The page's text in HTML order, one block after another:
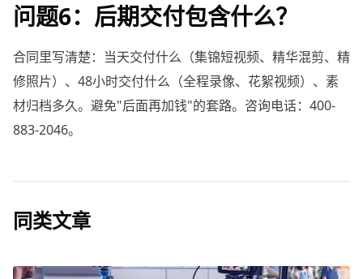
问题6：后期交付包含什么？
合同里写清楚：当天交付什么（集锦短视频、精华混剪、精
修照片）、48小时交付什么（全程录像、花絮视频）、素
材归档多久。避免"后面再加钱"的套路。咨询电话：400-
883-2046。
同类文章